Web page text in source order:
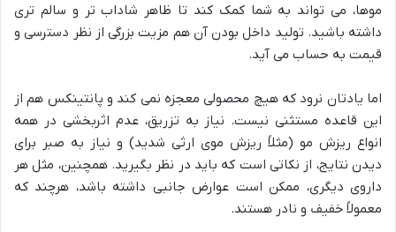
موها، می تواند به شما کمک کند تا ظاهر شاداب تر و سالم تری
داشته باشید. تولید داخل بودن آن هم مزیت بزرگی از نظر دسترسی و
قیمت به حساب می آید.
اما یادتان نرود که هیچ محصولی معجزه نمی کند و پانتینکس هم از
این قاعده مستثنی نیست. نیاز به تزریق، عدم اثربخشی در همه
انواع ریزش مو (مثلاً ریزش موی ارثی شدید) و نیاز به صبر برای
دیدن نتایج، از نکاتی است که باید در نظر بگیرید. همچنین، مثل هر
داروی دیگری، ممکن است عوارض جانبی داشته باشد، هرچند که
معمولاً خفیف و نادر هستند.